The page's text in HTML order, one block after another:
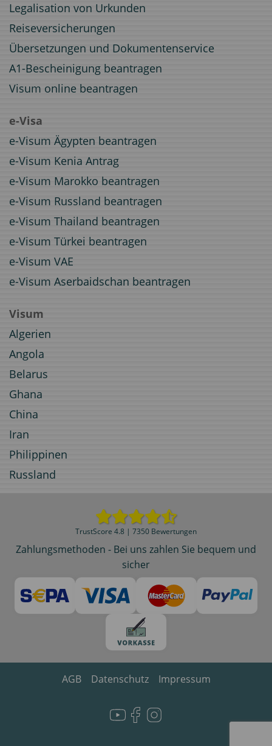
Legalisation von Urkunden
Reiseversicherungen
Übersetzungen und Dokumentenservice
A1-Bescheinigung beantragen
Visum online beantragen
e-Visa
e-Visum Ägypten beantragen
e-Visum Kenia Antrag
e-Visum Marokko beantragen
e-Visum Russland beantragen
e-Visum Thailand beantragen
e-Visum Türkei beantragen
e-Visum VAE
e-Visum Aserbaidschan beantragen
Visum
Algerien
Angola
Belarus
Ghana
China
Iran
Philippinen
Russland
TrustScore 4.8 | 7350 Bewertungen
Zahlungsmethoden - Bei uns zahlen Sie bequem und
sicher
AGB Datenschutz Impressum